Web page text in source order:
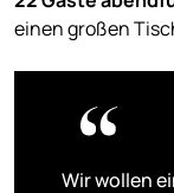
einen großen
Wir wollen